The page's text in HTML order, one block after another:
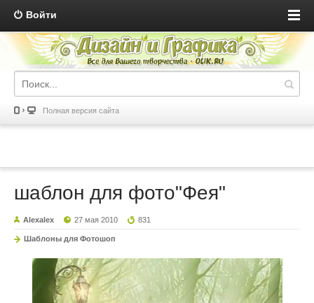
Войти
Полная версия сайта
шаблон для фото"Фея"
Alexalex 27 мая 2010 831
Шаблоны для Фотошоп